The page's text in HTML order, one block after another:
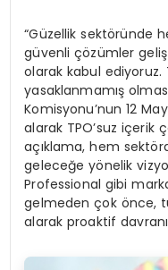
“Güzellik sektöründe
güvenli çözümler
olarak kabul ediyoruz.
yasaklanmamış
Komisyonu’nun 12
alarak TPO’suz içerik
açıklama, hem
geleceğe yönelik
Professional gibi
gelmeden çok önce,
alarak proaktif